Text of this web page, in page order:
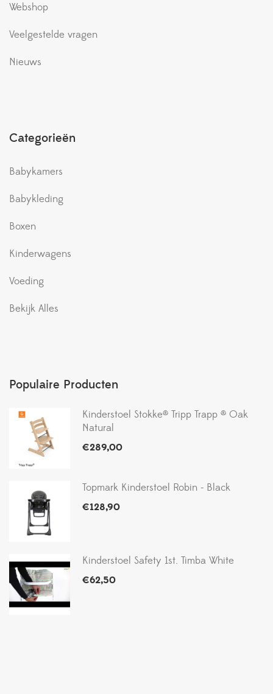
Webshop
Veelgestelde vragen
Nieuws
Categorieën
Babykamers
Babykleding
Boxen
Kinderwagens
Voeding
Bekijk Alles
Populaire Producten
Kinderstoel Stokke® Tripp Trapp ® Oak
Natural
€289,00
Topmark Kinderstoel Robin - Black
€128,90
Kinderstoel Safety 1st. Timba White
€62,50